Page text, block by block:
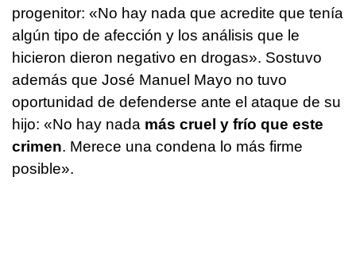
progenitor: «No hay nada que acredite que tenía
algún tipo de afección y los análisis que le
hicieron dieron negativo en drogas». Sostuvo
además que José Manuel Mayo no tuvo
oportunidad de defenderse ante el ataque de su
hijo: «No hay nada más cruel y frío que este
crimen. Merece una condena lo más firme
posible».